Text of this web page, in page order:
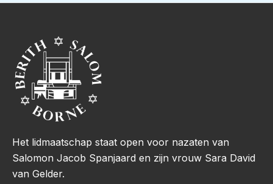
Het lidmaatschap staat open voor nazaten van
Salomon Jacob Spanjaard en zijn vrouw Sara David
van Gelder.